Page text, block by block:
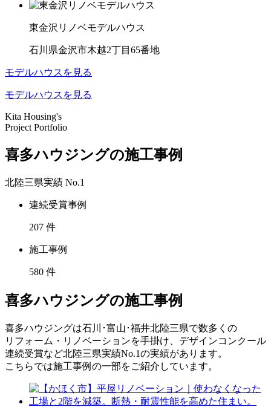
東金沢リノベモデルハウス
石川県金沢市木越2丁目65番地
モデルハウスを見る
モデルハウスを見る
Kita Housing's
Project Portfolio
喜多ハウジングの施工事例
北陸三県実績 No.1
連続受賞事例
207 件
施工事例
580 件
喜多ハウジングの施工事例
喜多ハウジングは石川･富山･福井北陸三県で数多くの
リフォーム・リノベーションを手掛け、デザインコンクール
連続受賞など北陸三県実績No.1の実績があります。
こちらでは施工事例の一部をご紹介しています。